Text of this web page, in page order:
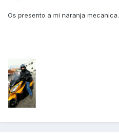
Os presento a mi naranja mecanica.